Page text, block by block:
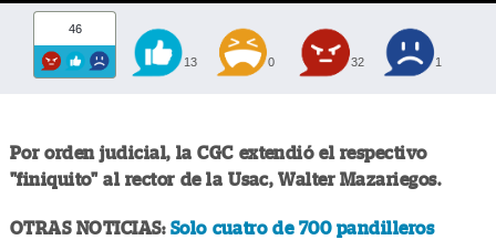
46
13 0 32 1
Por orden judicial, la CGC extendió el respectivo
"finiquito" al rector de la Usac, Walter Mazariegos.
OTRAS NOTICIAS: Solo cuatro de 700 pandilleros